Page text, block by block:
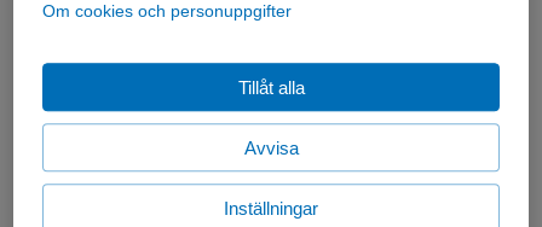
Om cookies och personuppgifter
Avvisa
Tillåt alla
Inställningar